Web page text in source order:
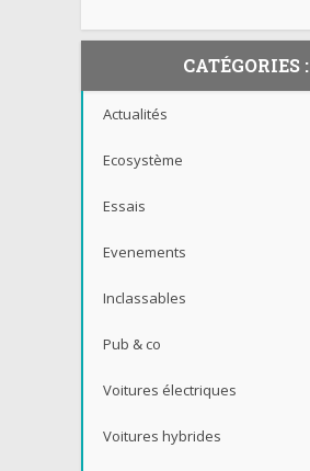
CATÉGORIES :
Actualités
Ecosystème
Essais
Evenements
Inclassables
Pub & co
Voitures électriques
Voitures hybrides